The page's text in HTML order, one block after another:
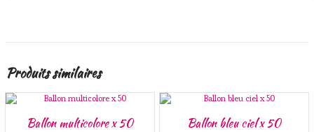
Produits similaires
Ballon multicolore x 50 Ballon bleu ciel x 50